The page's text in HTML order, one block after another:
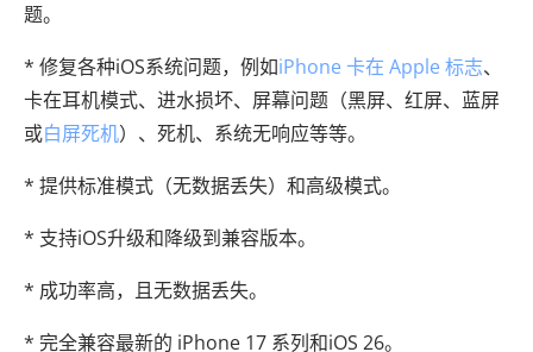
题。
* 修复各种iOS系统问题，例如iPhone 卡在 Apple 标志、
卡在耳机模式、进水损坏、屏幕问题（黑屏、红屏、蓝屏
或白屏死机）、死机、系统无响应等等。
* 提供标准模式（无数据丢失）和高级模式。
* 支持iOS升级和降级到兼容版本。
* 成功率高，且无数据丢失。
* 完全兼容最新的 iPhone 17 系列和iOS 26。